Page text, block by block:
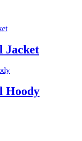
Jacket
Hoody